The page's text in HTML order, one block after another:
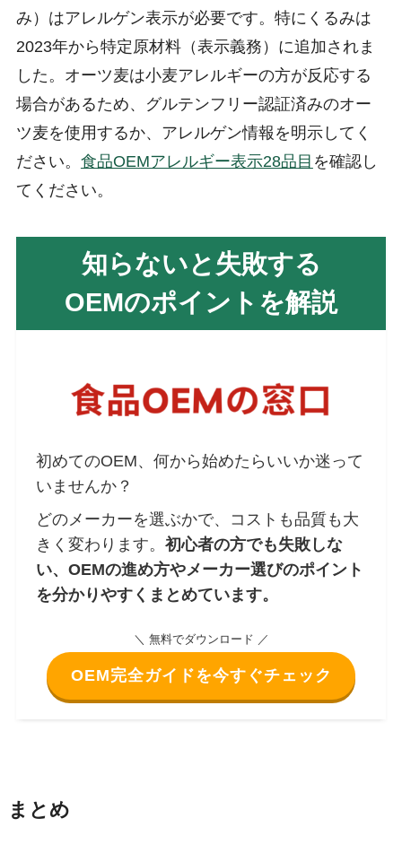
み）はアレルゲン表示が必要です。特にくるみは
2023年から特定原材料（表示義務）に追加されま
した。オーツ麦は小麦アレルギーの方が反応する
場合があるため、グルテンフリー認証済みのオー
ツ麦を使用するか、アレルゲン情報を明示してく
ださい。 食品OEMアレルギー表示28品目 を確認し
てください。
知らないと失敗する
OEMのポイントを解説
初めてのOEM、何から始めたらいいか迷って
いませんか？
どのメーカーを選ぶかで、コストも品質も大
きく変わります。初心者の方でも失敗しな
い、OEMの進め方やメーカー選びのポイント
を分かりやすくまとめています。
＼ 無料でダウンロード ／
OEM完全ガイドを今すぐチェック
まとめ